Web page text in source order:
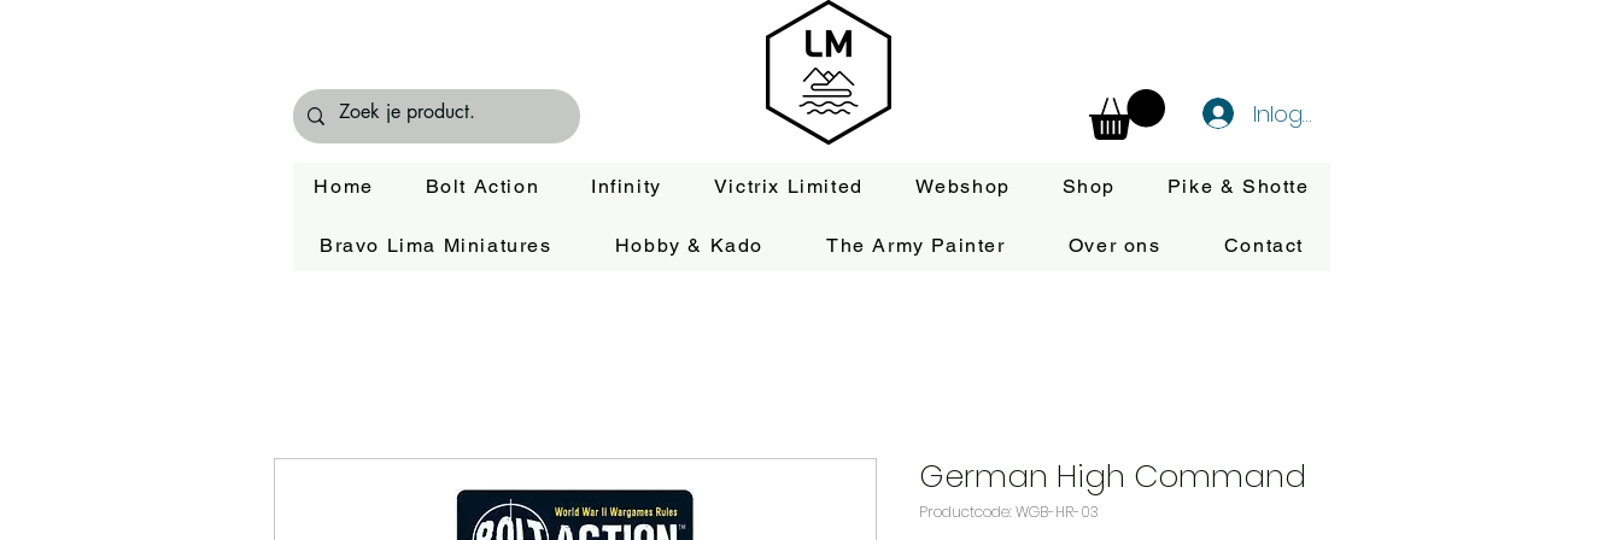
Inloggen
Home Bolt Action Infinity Victrix Limited Webshop Shop Pike & Shotte
Bravo Lima Miniatures Hobby & Kado The Army Painter Over ons Contact
German High Command
Productcode: WGB-HR-03